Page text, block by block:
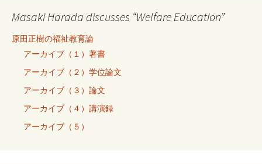
Masaki Harada discusses “Welfare Education”
原田正樹の福祉教育論
アーカイブ（１）著書
アーカイブ（２）学位論文
アーカイブ（３）論文
アーカイブ（４）講演録
アーカイブ（５）